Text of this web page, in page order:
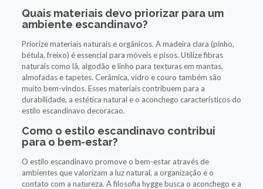
Quais materiais devo priorizar para um
ambiente escandinavo?
Priorize materiais naturais e orgânicos. A madeira clara (pinho,
bétula, freixo) é essencial para móveis e pisos. Utilize fibras
naturais como lã, algodão e linho para texturas em mantas,
almofadas e tapetes. Cerâmica, vidro e couro também são
muito bem-vindos. Esses materiais contribuem para a
durabilidade, a estética natural e o aconchego característicos do
estilo escandinavo decoracao.
Como o estilo escandinavo contribui
para o bem-estar?
O estilo escandinavo promove o bem-estar através de
ambientes que valorizam a luz natural, a organização e o
contato com a natureza. A filosofia hygge busca o aconchego e a